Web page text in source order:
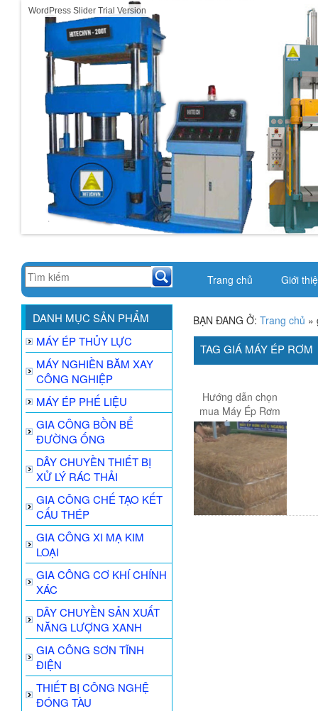
WordPress Slider Trial Version
Trang chủ Giới
DANH MỤC SẢN PHẨM
MÁY ÉP THỦY LỰC
MÁY NGHIỀN BĂM XAY
CÔNG NGHIỆP
MÁY ÉP PHẾ LIỆU
GIA CÔNG BỒN BỂ
ĐƯỜNG ỐNG
DÂY CHUYỀN THIẾT BỊ
XỬ LÝ RÁC THẢI
GIA CÔNG CHẾ TẠO KẾT
CẤU THÉP
GIA CÔNG XI MẠ KIM
LOẠI
GIA CÔNG CƠ KHÍ CHÍNH
XÁC
DÂY CHUYỀN SẢN XUẤT
NĂNG LƯỢNG XANH
GIA CÔNG SƠN TĨNH
ĐIỆN
THIẾT BỊ CÔNG NGHỆ
ĐÓNG TÀU
BẠN ĐANG Ở:Trang chủ »
TAG GIÁ MÁY ÉP RƠM
Hướng dẫn chọn
mua Máy Ép Rơm
tốt nhất?